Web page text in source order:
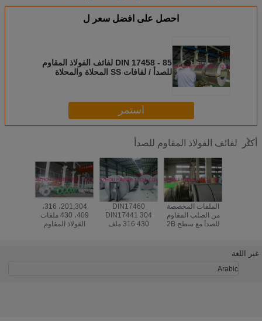
احصل على افضل سعر ل
DIN 17458 - 85 لفائف الفولاذ المقاوم
للصدأ / لفافات SS المحلاة والمحلاة
استمر
أكثر لفائف الفولاذ المقاوم للصدأ
201,304، 316،
409، 430 ملفات
الفولاذ المقاوم
DIN17460
DIN17441 304
316 430 ملف
الملفات المخصصة
من الصلب المقاوم
للصدأ مع سطح 2B
غير اللغة
Arabic